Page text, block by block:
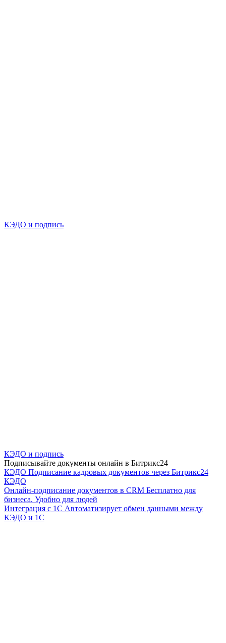
КЭДО и подпись
КЭДО и подпись
Подписывайте документы онлайн в Битрикс24
КЭДО Подписание кадровых документов через Битрикс24
КЭДО
Онлайн-подписание документов в CRM Бесплатно для
бизнеса. Удобно для людей
Интеграция с 1С Автоматизирует обмен данными между
КЭДО и 1С